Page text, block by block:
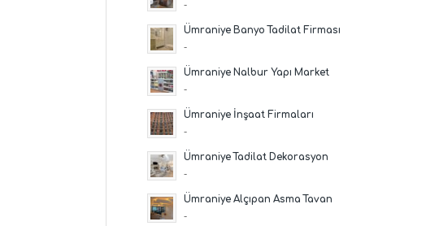
-
Ümraniye Banyo Tadilat Firması
-
Ümraniye Nalbur Yapı Market
-
Ümraniye İnşaat Firmaları
-
Ümraniye Tadilat Dekorasyon
-
Ümraniye Alçıpan Asma Tavan
-